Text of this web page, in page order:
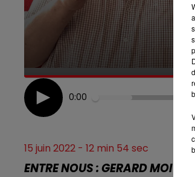
7h00 - 10h00
DEBOUT C'EST
0:00
15 juin 2022 - 12 min 54 sec
ENTRE NOUS : GERARD